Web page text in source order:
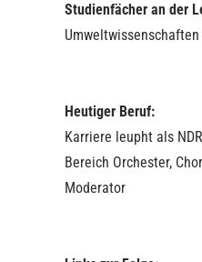
Studienfächer an der
Heutiger Beruf:
Karriere leupht als
Bereich Orchester,
Moderator